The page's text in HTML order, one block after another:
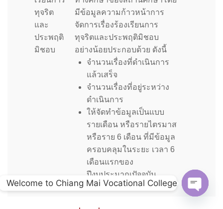
ทุจริต
และ
ประพฤติ
มิชอบ
มีข้อมูลความก้าวหน้าการ
จัดการเรื่องร้องเรียนการ
ทุจริตและประพฤติมิชอบ
อย่างน้อยประกอบด้วย ดังนี้
จำนวนเรื่องที่ดำเนินการ
แล้วเสร็จ
จำนวนเรื่องที่อยู่ระหว่าง
ดำเนินการ
ให้จัดทำข้อมูลเป็นแบบ
รายเดือน หรือรายไตรมาส
หรือราย 6 เดือน ที่มีข้อมูล
ครอบคลุมในระยะ เวลา 6
เดือนแรกของ
ปีงบประมาณปัจจุบัน
Welcome to Chiang Mai Vocational College